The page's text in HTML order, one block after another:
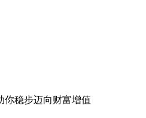
你稳步迈向财富增值